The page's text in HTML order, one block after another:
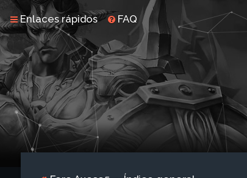
Enlaces rápidos FAQ